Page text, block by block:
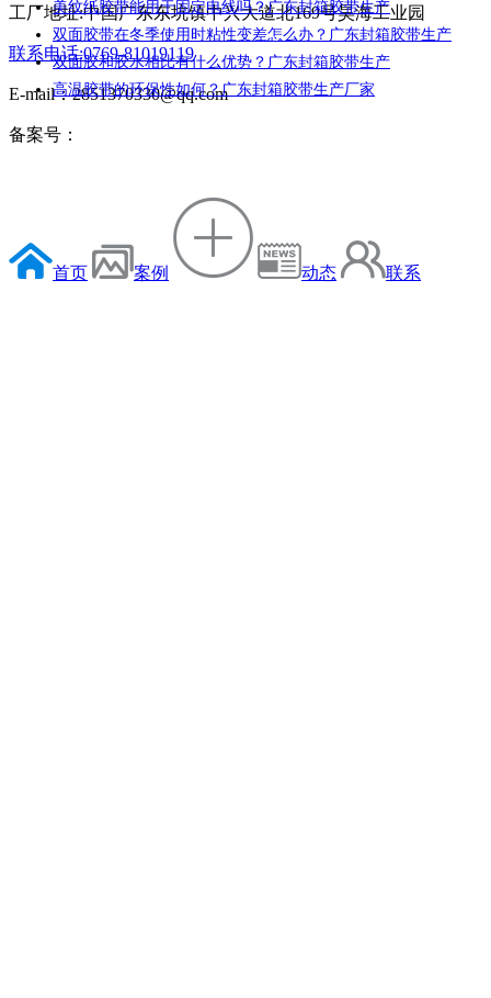
美纹纸胶带能用于固定电线吗？广东封箱胶带生产
双面胶带在冬季使用时粘性变差怎么办？广东封箱胶带生产
双面胶和胶水相比有什么优势？广东封箱胶带生产
高温胶带的环保性如何？广东封箱胶带生产厂家
工厂地址:中国广东东坑镇中兴大道北169号昊海工业园
联系电话:0769-81019119
E-mail：2851370330@qq.com
备案号：
首页 案例 动态 联系